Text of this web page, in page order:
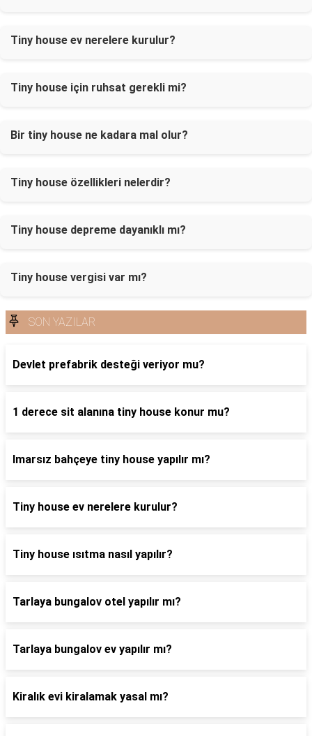
Tiny house ev nerelere kurulur?
Tiny house için ruhsat gerekli mi?
Bir tiny house ne kadara mal olur?
Tiny house özellikleri nelerdir?
Tiny house depreme dayanıklı mı?
Tiny house vergisi var mı?
SON YAZILAR
Devlet prefabrik desteği veriyor mu?
1 derece sit alanına tiny house konur mu?
Imarsız bahçeye tiny house yapılır mı?
Tiny house ev nerelere kurulur?
Tiny house ısıtma nasıl yapılır?
Tarlaya bungalov otel yapılır mı?
Tarlaya bungalov ev yapılır mı?
Kiralık evi kiralamak yasal mı?